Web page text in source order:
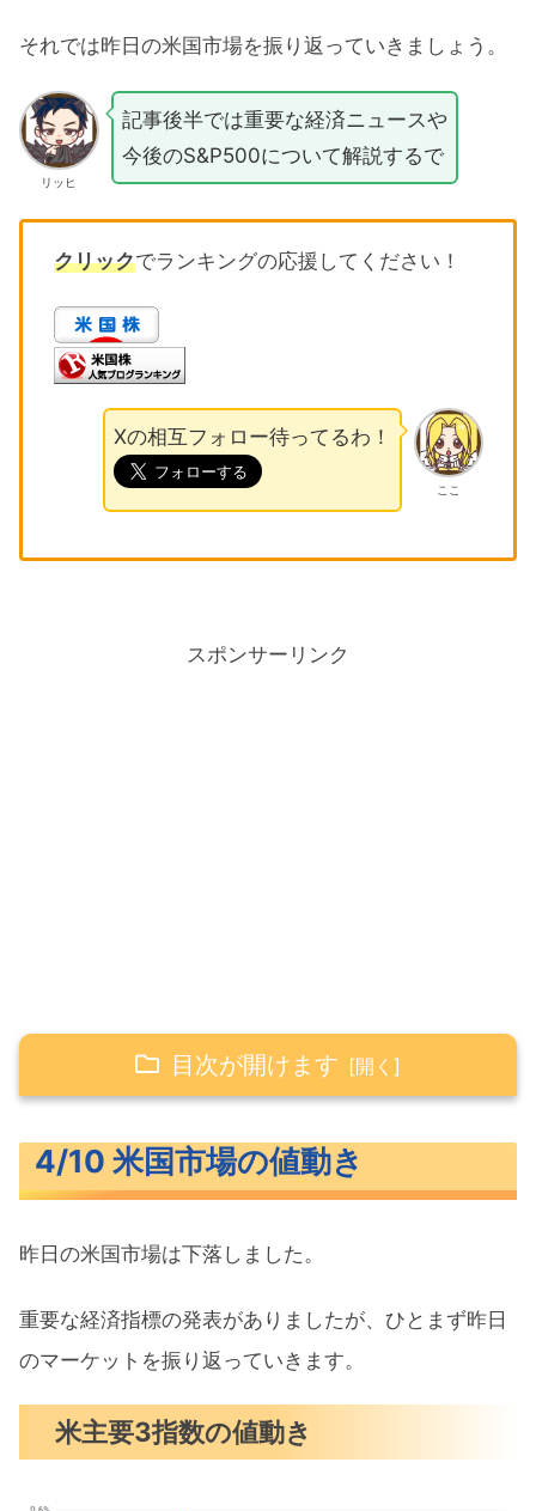
それでは昨日の米国市場を振り返っていきましょう。
リッヒ
記事後半では重要な経済ニュースや
今後のS&P500について解説するで
クリックでランキングの応援してください！
ここ
Xの相互フォロー待ってるわ！
スポンサーリンク
目次が開けます
米主要3指数の値動き
為替（ドル円）
S&P500ヒートマップ
セクター別パフォーマンス
S&P500チャート分析
米国市場のトピックス
4/10 米国市場の値動き
昨日の米国市場は下落しました。
重要な経済指標の発表がありましたが、ひとまず昨日
のマーケットを振り返っていきます。
米主要3指数の値動き